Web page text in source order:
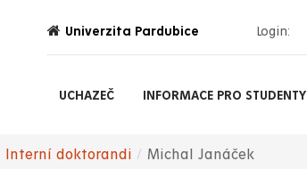
Univerzita Pardubice Login:
UCHAZEČ INFORMACE PRO STUDENTY
Interní doktorandi Michal Janáček